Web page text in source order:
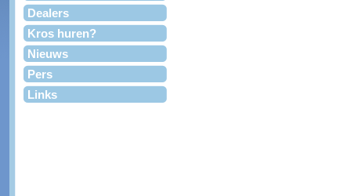
Dealers
Kros huren?
Nieuws
Pers
Links